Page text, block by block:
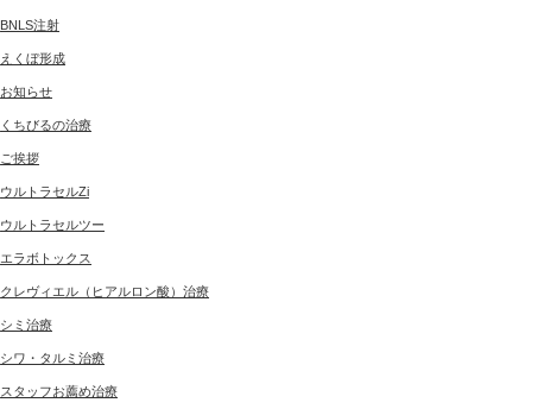
BNLS注射
えくぼ形成
お知らせ
くちびるの治療
ご挨拶
ウルトラセルZi
ウルトラセルツー
エラボトックス
クレヴィエル（ヒアルロン酸）治療
シミ治療
シワ・タルミ治療
スタッフお薦め治療